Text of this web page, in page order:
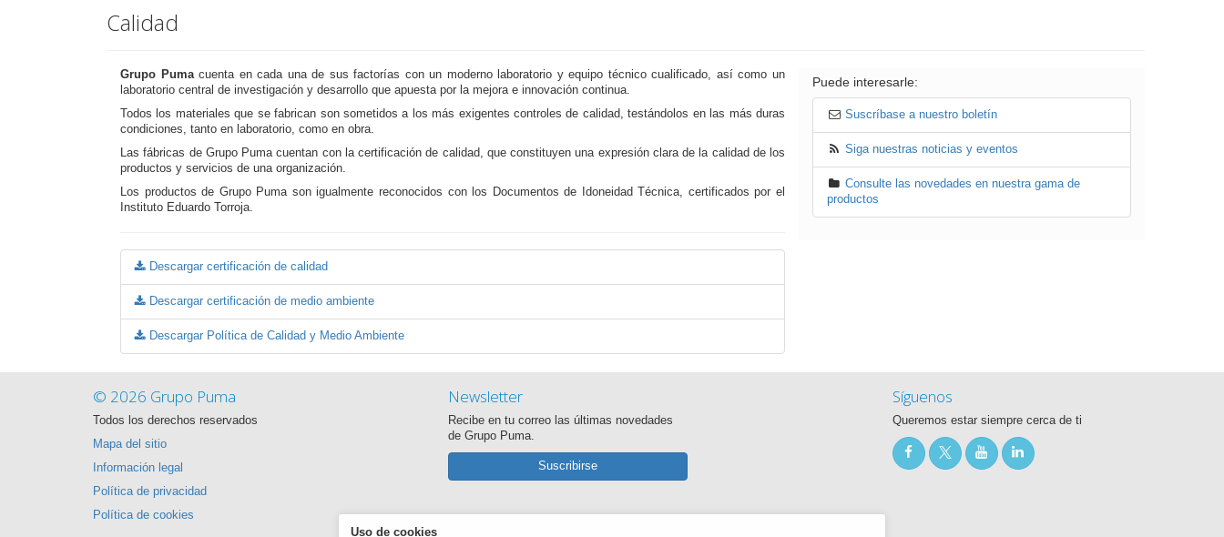
Calidad
Grupo Pumacuenta en cada una de sus factorías con un moderno laboratorio y equipo técnico cualificado, así como un
laboratorio central de investigación y desarrollo que apuesta por la mejora e innovación continua.
Todos los materiales que se fabrican son sometidos a los más exigentes controles de calidad, testándolos en las más duras
condiciones, tanto en laboratorio, como en obra.
Las fábricas de Grupo Puma cuentan con la certificación de calidad, que constituyen una expresión clara de la calidad de los
productos y servicios de una organización.
Los productos de Grupo Puma son igualmente reconocidos con los Documentos de Idoneidad Técnica, certificados por el
Instituto Eduardo Torroja.
Descargar certificación de calidad
Descargar certificación de medio ambiente
Descargar Política de Calidad y Medio Ambiente
Puede interesarle:
Suscríbase a nuestro boletín
Siga nuestras noticias y eventos
Consulte las novedades en nuestra gama de
productos
© 2026 Grupo Puma
Todos los derechos reservados
Mapa del sitio
Información legal
Política de privacidad
Política de cookies
Newsletter
Recibe en tu correo las últimas novedades
de Grupo Puma.
Suscribirse
Síguenos
Queremos estar siempre cerca de ti
Uso de cookies